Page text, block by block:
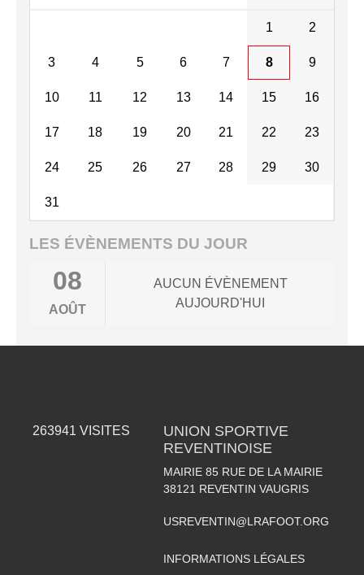
1 2
3 4 5 6 7 8 9
10 11 12 13 14 15 16
17 18 19 20 21 22 23
24 25 26 27 28 29 30
31
LES ÉVÈNEMENTS DU JOUR
08
AOÛT
AUCUN ÉVÈNEMENT
AUJOURD'HUI
263941 VISITES
UNION SPORTIVE
REVENTINOISE
MAIRIE 85 RUE DE LA MAIRIE
38121 REVENTIN VAUGRIS
USREVENTIN@LRAFOOT.ORG
INFORMATIONS LÉGALES